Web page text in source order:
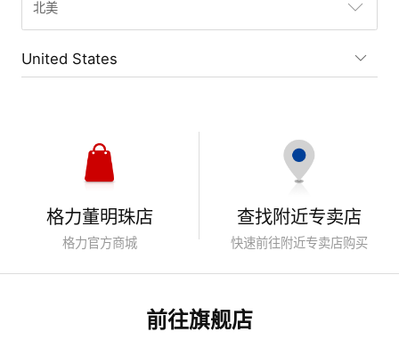
United States
格力董明珠店
格力官方商城
查找附近专卖店
快速前往附近专卖店购买
前往旗舰店